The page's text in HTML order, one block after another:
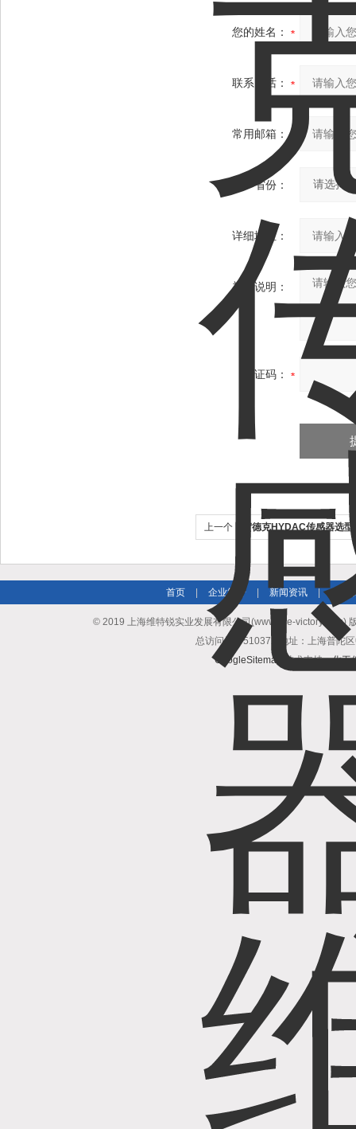
您的姓名：
联系电话：
常用邮箱：
省份：
详细地址：
补充说明：
验证码：
上一个： 贺德克HYDAC传感器选
首页 企业简介 新闻资讯 产品
© 2019 上海维特锐实业发展有限公司(www.vse-victory.com)
总访问量：510372 地址：上海普陀
GoogleSitemap
技术支持：化工